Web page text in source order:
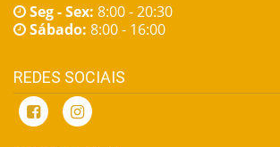
Seg - Sex: 8:00 - 20:30
Sábado: 8:00 - 16:00
REDES SOCIAIS